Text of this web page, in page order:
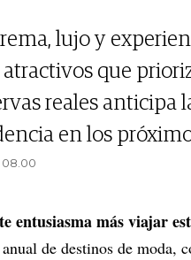
lujo y
que
reales anticipa
en los
08.00
entusiasma más viajar
de destinos de moda,